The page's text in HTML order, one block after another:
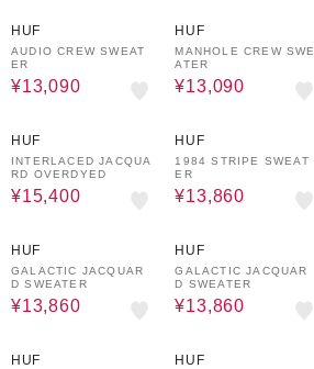
HUF
AUDIO CREW SWEAT
ER
¥13,090
HUF
MANHOLE CREW SWE
ATER
¥13,090
HUF
INTERLACED JACQUA
RD OVERDYED
¥15,400
HUF
1984 STRIPE SWEAT
ER
¥13,860
HUF
GALACTIC JACQUAR
D SWEATER
¥13,860
HUF
GALACTIC JACQUAR
D SWEATER
¥13,860
HUF HUF